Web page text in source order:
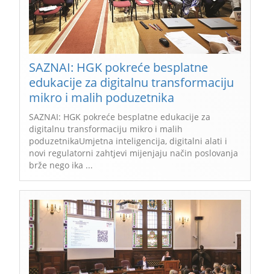
SAZNAI: HGK pokreće besplatne
edukacije za digitalnu transformaciju
mikro i malih poduzetnika
SAZNAI: HGK pokreće besplatne edukacije za
digitalnu transformaciju mikro i malih
poduzetnikaUmjetna inteligencija, digitalni alati i
novi regulatorni zahtjevi mijenjaju način poslovanja
brže nego ika ...